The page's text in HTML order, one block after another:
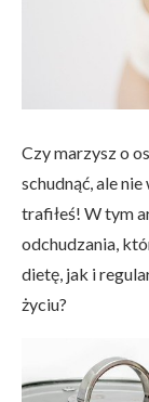
Czy marzysz o
schudnąć, ale
trafiłeś! W tym
odchudzania,
dietę, jak i
życiu?